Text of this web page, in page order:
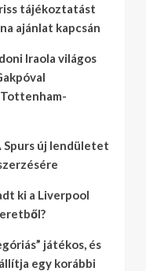
tájékoztatást
ajánlat kapcsán
Iraola világos
Spurs új lendületet
ki a Liverpool
játékos, és
egy korábbi